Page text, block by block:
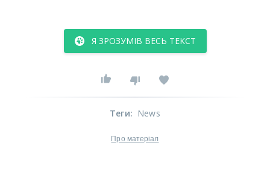
Я ЗРОЗУМІВ ВЕСЬ ТЕКСТ
Теги: News
Про матеріал